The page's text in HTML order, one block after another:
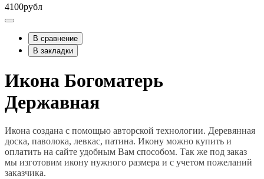
4100рубл
В сравнение
В закладки
Икона Богоматерь
Державная
Икона создана с помощью авторской технологии. Деревянная
доска, паволока, левкас, патина. Икону можно купить и
оплатить на сайте удобным Вам способом. Так же под заказ
мы изготовим икону нужного размера и с учетом пожеланий
заказчика.